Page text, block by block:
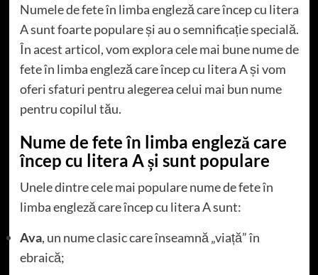
Numele de fete în limba engleză care încep cu litera
A sunt foarte populare și au o semnificație specială.
În acest articol, vom explora cele mai bune nume de
fete în limba engleză care încep cu litera A și vom
oferi sfaturi pentru alegerea celui mai bun nume
pentru copilul tău.
Nume de fete în limba engleză care
încep cu litera A și sunt populare
Unele dintre cele mai populare nume de fete în
limba engleză care încep cu litera A sunt:
Ava, un nume clasic care înseamnă „viață” în
ebraică;